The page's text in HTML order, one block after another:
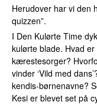
Herudover har vi den
quizzen”.
I Den Kulørte Time
kulørte blade. Hvad
kærestesorger?
vinder ‘Vild med
kendis-børnenavne?
Kesi er blevet set på